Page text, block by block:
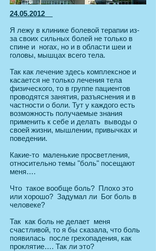
24.05.2012
Я лежу в клинике болевой терапии из-
за своих сильных болей не только в
спине и ногах, но и в области шеи и
головы, мышцах всего тела.
Так как лечение здесь комплексное и
касается не только лечения тела
физического, то в группе пациентов
проводятся занятия, разъяснения и в
частности о боли. Тут у каждого есть
возможность получаемые знания
применить к себе и делать выводы о
своей жизни, мышлении, привычках и
поведении.
Какие-то маленькие просветления,
относительно темы "боль" посещают
меня….
Что такое вообще боль? Плохо это
или хорошо? Задумал ли Бог боль в
человеке?
Так как боль не делает меня
счастливой, то я бы сказала, что боль
появилась после грехопадения, как
проклятие…. Так ли это?